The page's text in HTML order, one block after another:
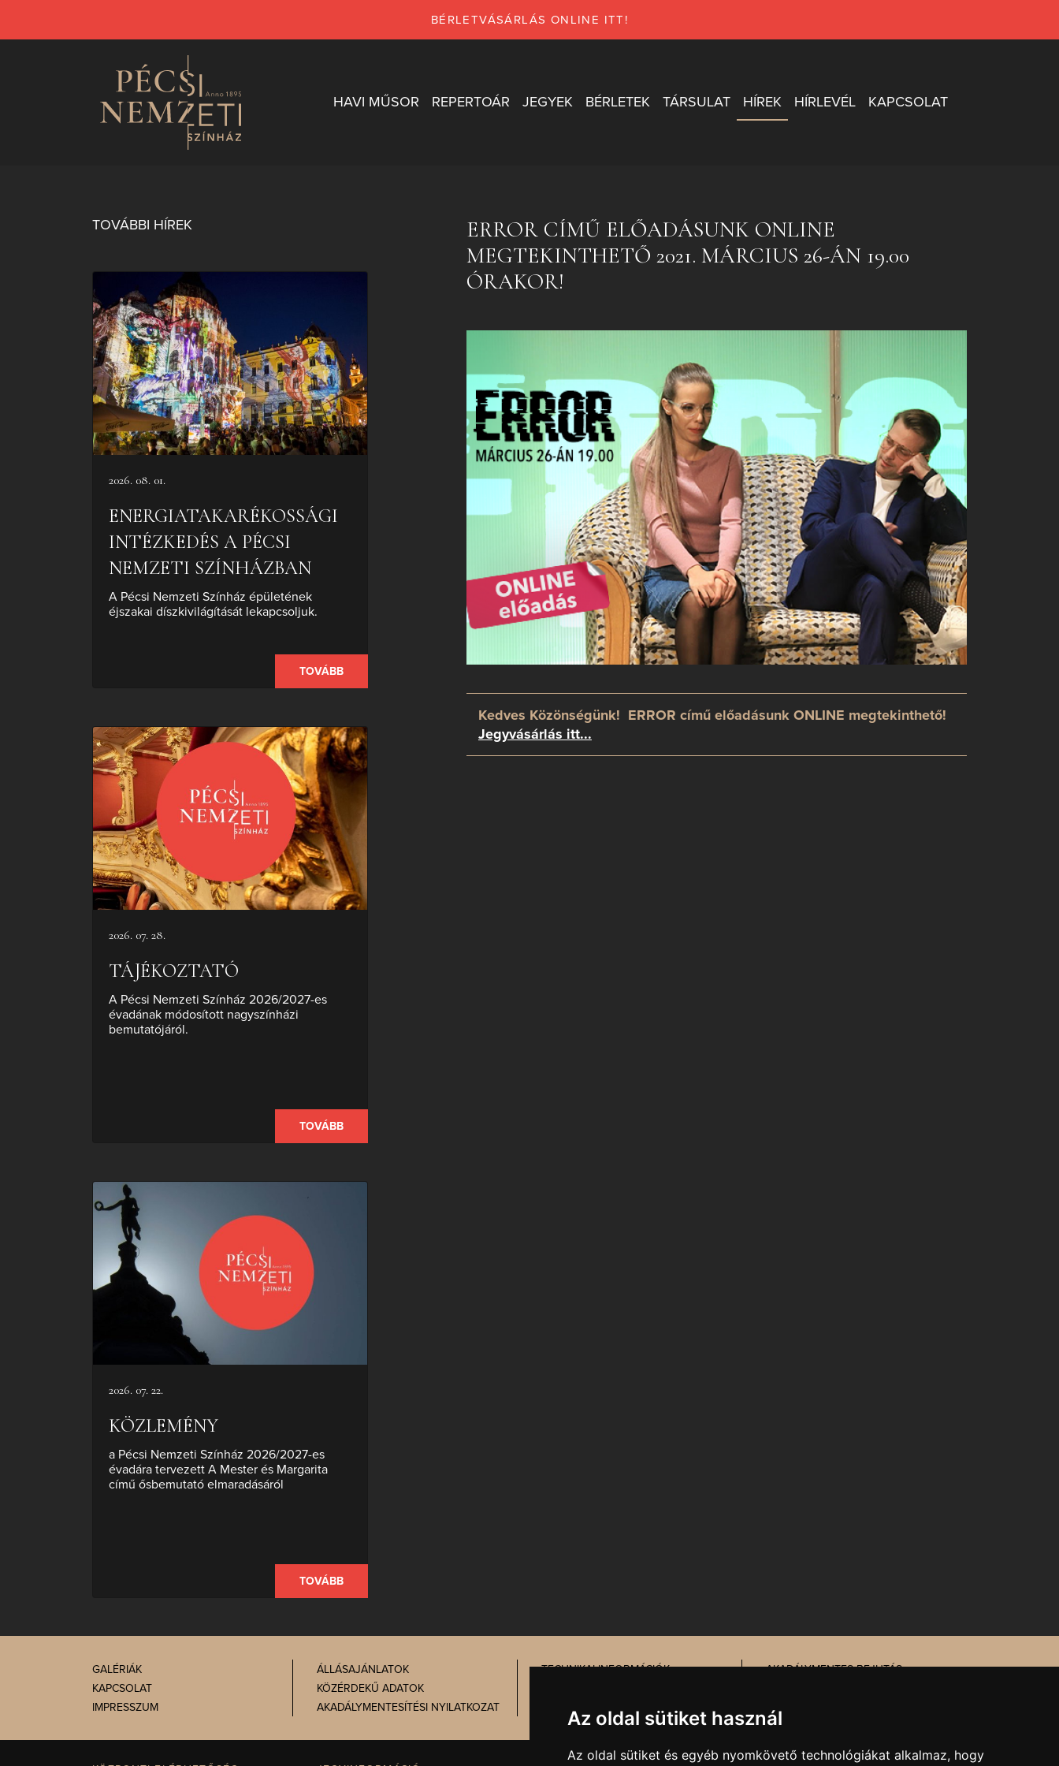
Az oldal sütiket használ
Az oldal sütiket és egyéb nyomkövető technológiákat alkalmaz, hogy
BÉRLETVÁSÁRLÁS ONLINE ITT!
HAVI MŰSOR REPERTOÁR JEGYEK BÉRLETEK TÁRSULAT HÍREK HÍRLEVÉL KAPCSOLAT
TOVÁBBI HÍREK
2026. 08. 01.
ENERGIATAKARÉKOSSÁGI
INTÉZKEDÉS A PÉCSI
NEMZETI SZÍNHÁZBAN
A Pécsi Nemzeti Színház épületének
éjszakai díszkivilágítását lekapcsoljuk.
TOVÁBB
2026. 07. 28.
TÁJÉKOZTATÓ
A Pécsi Nemzeti Színház 2026/2027-es
évadának módosított nagyszínházi
bemutatójáról.
TOVÁBB
2026. 07. 22.
KÖZLEMÉNY
a Pécsi Nemzeti Színház 2026/2027-es
évadára tervezett A Mester és Margarita
című ősbemutató elmaradásáról
TOVÁBB
ERROR CÍMŰ ELŐADÁSUNK ONLINE
MEGTEKINTHETŐ 2021. MÁRCIUS 26-ÁN 19.00
ÓRAKOR!
Kedves Közönségünk! ERROR című előadásunk ONLINE megtekinthető!
Jegyvásárlás itt...
GALÉRIÁK
KAPCSOLAT
IMPRESSZUM
ÁLLÁSAJÁNLATOK
KÖZÉRDEKŰ ADATOK
AKADÁLYMENTESÍTÉSI NYILATKOZAT
TECHNIKAI INFORMÁCIÓK
AKADÁLYMENTES BEJUTÁS
TŰZ- ÉS MUNKAVÉDELEM